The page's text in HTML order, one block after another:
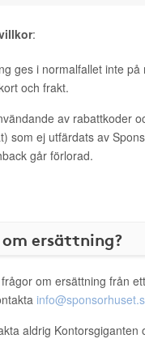
:
ges i normalfallet inte på
och frakt.
av rabattkoder
som ej utfärdats av
går förlorad.
om ersättning?
om ersättning från
aldrig Kontorsgiganten